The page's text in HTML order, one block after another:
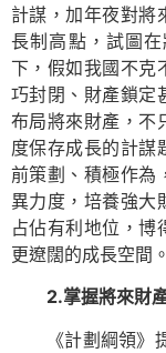
計謀，加年夜對將
長制高點，試圖
下，假如我國不克
巧封閉、財產鎖定
布局將來財產，不
度保存成長的計謀
前策劃、積極作為
異力度，培養強大
占佔有利地位，博
更遼闊的成長空間。
2.掌握將來財
《計劃綱領